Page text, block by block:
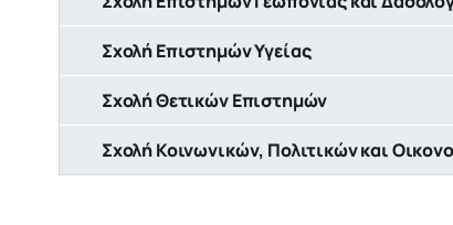
Σχολή Επιστημών Υγείας
Σχολή Θετικών Επιστημών
Σχολή Κοινωνικών, Πολιτικών και